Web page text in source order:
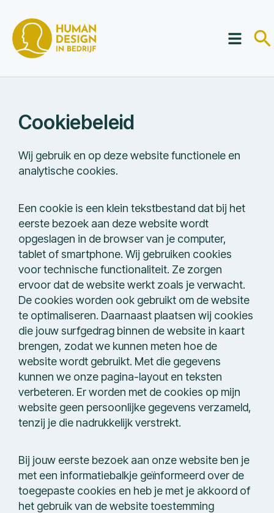
Cookiebeleid
Wij gebruik en op deze website functionele en
analytische cookies.
Een cookie is een klein tekstbestand dat bij het
eerste bezoek aan deze website wordt
opgeslagen in de browser van je computer,
tablet of smartphone. Wij gebruiken cookies
voor technische functionaliteit. Ze zorgen
ervoor dat de website werkt zoals je verwacht.
De cookies worden ook gebruikt om de website
te optimaliseren. Daarnaast plaatsen wij cookies
die jouw surfgedrag binnen de website in kaart
brengen, zodat we kunnen meten hoe de
website wordt gebruikt. Met die gegevens
kunnen we onze pagina-layout en teksten
verbeteren. Er worden met de cookies op mijn
website geen persoonlijke gegevens verzameld,
tenzij je die nadrukkelijk verstrekt.
Bij jouw eerste bezoek aan onze website ben je
met een informatiebalkje geïnformeerd over de
toegepaste cookies en heb je met je akkoord of
het gebruik van de website toestemming